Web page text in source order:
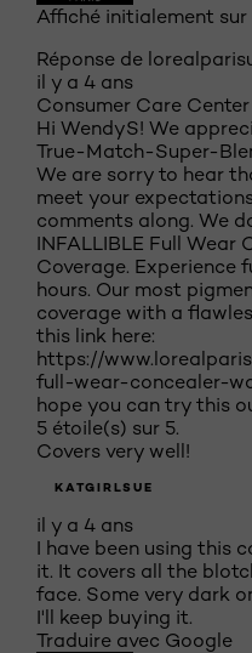
Affiché initialement
Réponse de
il y a 4 ans
Consumer Care Center
Hi WendyS! We
True-Match-Super-
We are sorry to hear
meet your
comments along. We
INFALLIBLE Full Wear
Coverage. Experience
hours. Our most
coverage with a
this link here:
https://
full-wear-concealer-
hope you can try this
5 étoile(s) sur 5.
Covers very well!
KATGIRLSUE
il y a 4 ans
I have been using this
it. It covers all the
face. Some very dark
I'll keep buying it.
Traduire avec Google